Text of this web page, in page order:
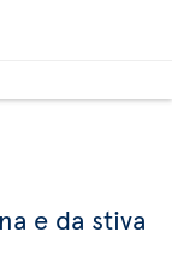
e da stiva